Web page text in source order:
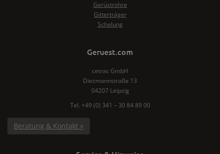
Gerüstrohre
Gitterträger
Schalung
Geruest.com
cetrac GmbH
Diezmannstraße 13
04207 Leipzig
Tel. +49 (0) 341 – 30 84 89 00
Beratung & Kontakt »